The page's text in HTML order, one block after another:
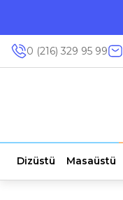
0 (216) 329 95 99
Dizüstü Masaüstü